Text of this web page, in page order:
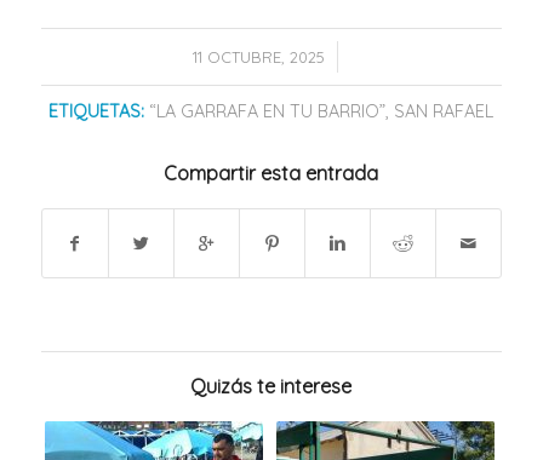
11 OCTUBRE, 2025
/
ETIQUETAS: “LA GARRAFA EN TU BARRIO”, SAN RAFAEL
Compartir esta entrada
Quizás te interese